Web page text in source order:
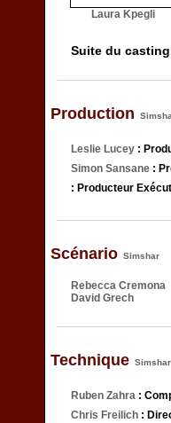
Laura Kpegli
Suite du
Production
Leslie Lucey :
Simon Sansane :
: Producteur
Scénario Simshar
Rebecca Cremona
David Grech
Technique Simshar
Ruben Zahra :
Chris Freilich :